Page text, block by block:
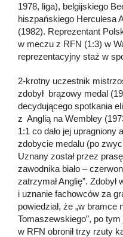
1978, liga), belgijskiego
hiszpańskiego Herculesa
(1982). Reprezentant
w meczu z RFN (1:3) w
reprezentacyjny staż w
2-krotny uczestnik
zdobył brązowy medal
decydującego spotkania
z Anglią na Wembley
1:1 co dało jej
zdobycie medalu (po
Uznany został przez
zawodnika biało –
zatrzymał Anglię”.
i uznanie fachowców za
powiedział, że „w
Tomaszewskiego”, po
w RFN obronił trzy rzuty